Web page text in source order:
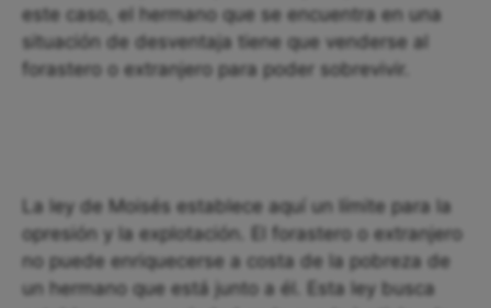
este caso, el hermano que se encuentra en una
situación de desventaja tiene que venderse al
forastero o extranjero para poder sobrevivir.
La ley de Moisés establece aquí un límite para la
opresión y la explotación. El forastero o extranjero
no puede enriquecerse a costa de la pobreza de
un hermano que está junto a él. Esta ley busca